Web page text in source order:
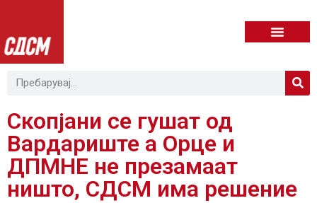
Скопјани се гушат од
Вардариште а Орце и
ДПМНЕ не презамаат
ништо, СДСМ има решение